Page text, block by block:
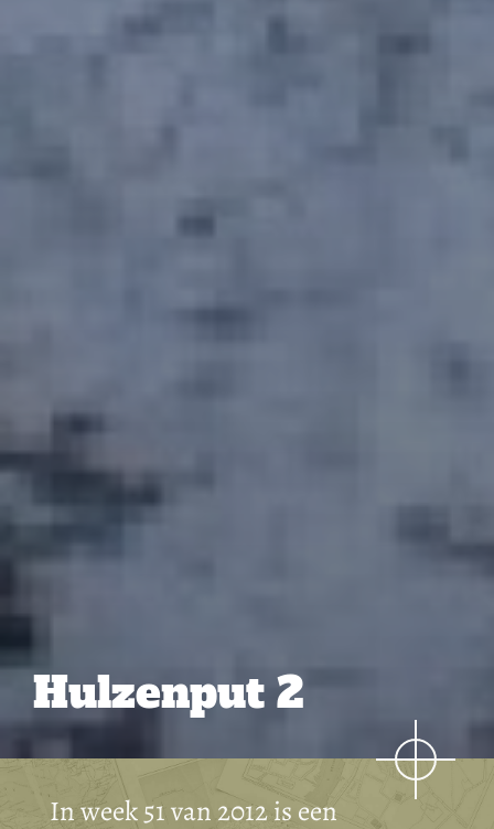
Hulzenput 2
In week 51 van 2012 is een